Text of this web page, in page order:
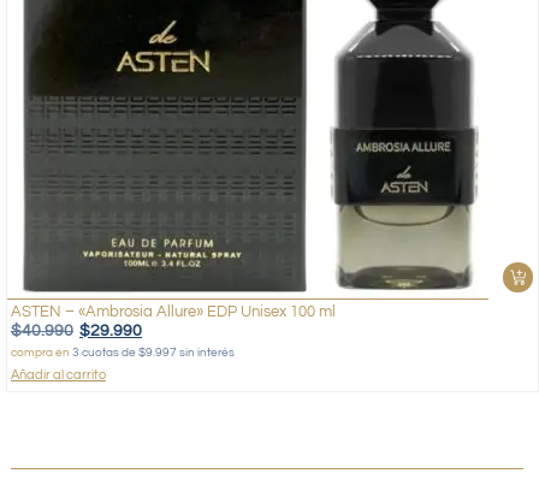
ASTEN – «Ambrosia Allure» EDP Unisex 100 ml
$40.990 $29.990
compra en 3 cuotas de $9.997 sin interés
Añadir al carrito